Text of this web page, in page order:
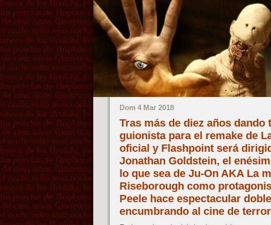
Dom 4 Mar 2018
Tras más de diez años
guionista para el remake de
oficial y Flashpoint será
Jonathan Goldstein, el
lo que sea de Ju-On AKA La
Riseborough como
Peele hace espectacular
encumbrando al cine de